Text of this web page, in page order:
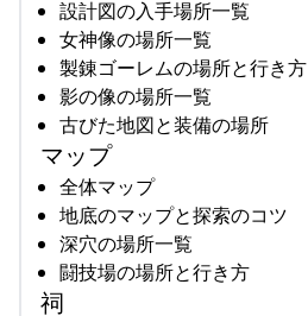
設計図の入手場所一覧
女神像の場所一覧
製錬ゴーレムの場所と行き方
影の像の場所一覧
古びた地図と装備の場所
マップ
全体マップ
地底のマップと探索のコツ
深穴の場所一覧
闘技場の場所と行き方
祠